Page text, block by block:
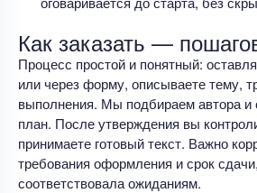
Как заказать —
Процесс простой и понятный:
или через форму, описываете тему,
выполнения. Мы подбираем автора и
план. После утверждения вы
принимаете готовый текст. Важно
требования оформления и срок
соответствовала ожиданиям.